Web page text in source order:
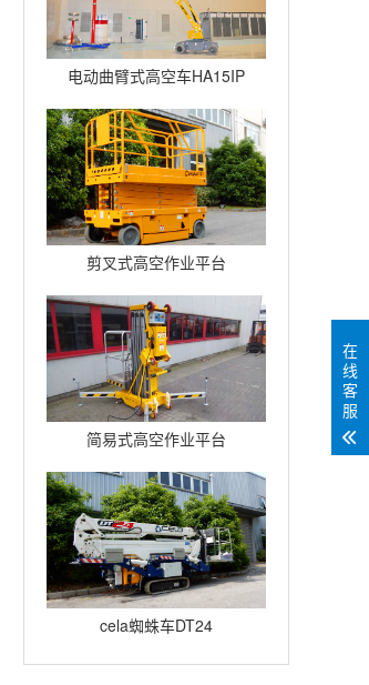
电动曲臂式高空车HA15IP
剪叉式高空作业平台
Compact12
简易式高空作业平台
Quickup7
cela蜘蛛车DT24
在
线
客
服